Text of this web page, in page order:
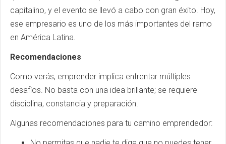
capitalino, y el evento se llevó a cabo con gran éxito. Hoy,
ese empresario es uno de los más importantes del ramo
en América Latina.
Recomendaciones
Como verás, emprender implica enfrentar múltiples
desafíos. No basta con una idea brillante; se requiere
disciplina, constancia y preparación.
Algunas recomendaciones para tu camino emprendedor: